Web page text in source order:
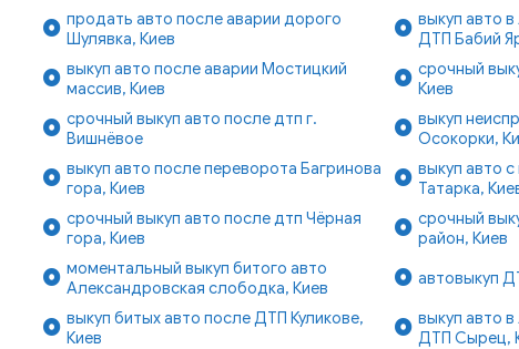
продать авто после аварии дорого
Шулявка, Киев
выкуп авто
ДТП Бабий
выкуп авто после аварии Мостицкий
массив, Киев
срочный
Киев
срочный выкуп авто после дтп г.
Вишнёвое
выкуп
Осокорки,
выкуп авто после переворота Багринова
гора, Киев
выкуп авто
Татарка,
срочный выкуп авто после дтп Чёрная
гора, Киев
срочный
район, Киев
моментальный выкуп битого авто
Александровская слободка, Киев
автовыкуп
выкуп битых авто после ДТП Куликове,
Киев
выкуп авто
ДТП Сырец,